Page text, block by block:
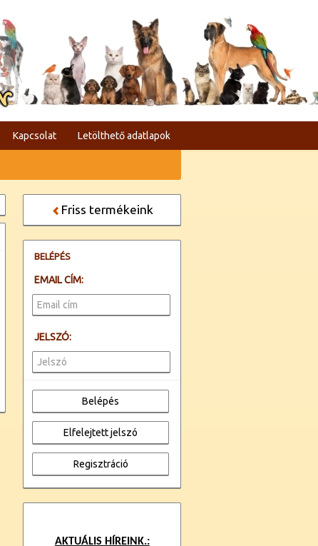
Kapcsolat Letölthető adatlapok
Friss termékeink
BELÉPÉS
EMAIL CÍM:
JELSZÓ:
AKTUÁLIS HÍREINK.: